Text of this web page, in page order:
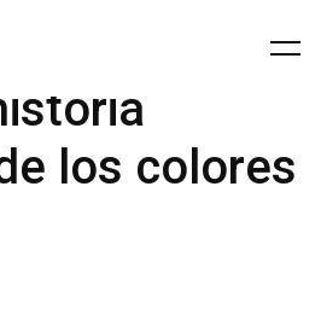
los colores